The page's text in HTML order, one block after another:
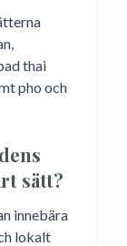
thai
pho och
sätt?
innebära
lokalt